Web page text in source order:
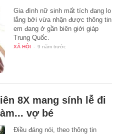
Gia đình nữ sinh mất tích đang lo
lắng bởi vừa nhận được thông tin
em đang ở gần biên giới giáp
Trung Quốc.
XÃ HỘI - 9 năm trước
8X mang sính lễ đi
vợ bé
Điều đáng nói, theo thông tin